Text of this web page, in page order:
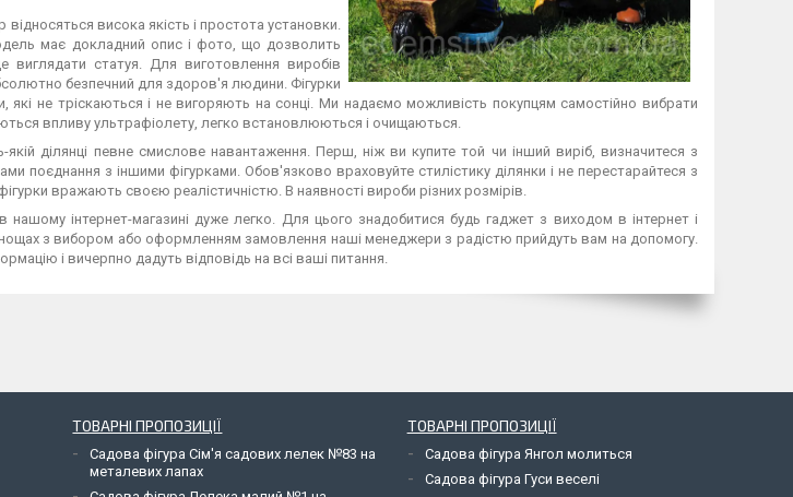
висока якість і простота установки.
має докладний опис і фото, що дозволить
статуя. Для виготовлення виробів
безпечний для здоров'я людини. Фігурки
не тріскаються і не вигоряють на сонці. Ми надаємо можливість покупцям самостійно вибрати
впливу ультрафіолету, легко встановлюються і очищаються.
якій ділянці певне смислове навантаження. Перш, ніж ви купите той чи інший виріб, визначитеся з
поєднання з іншими фігурками. Обов'язково враховуйте стилістику ділянки і не перестарайтеся з
вражають своєю реалістичністю. В наявності вироби різних розмірів.
інтернет-магазині дуже легко. Для цього знадобитися будь гаджет з виходом в інтернет і
з вибором або оформленням замовлення наші менеджери з радістю прийдуть вам на допомогу.
і вичерпно дадуть відповідь на всі ваші питання.
ТОВАРНІ ПРОПОЗИЦІЇ
Садова фігура Сім'я садових лелек №83 на
металевих лапах
ТОВАРНІ ПРОПОЗИЦІЇ
Садова фігура Янгол молиться
Садова фігура Гуси веселі